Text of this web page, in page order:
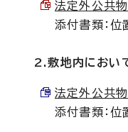
法定外公共
添付書類：位
2.敷地内におい
法定外公共
添付書類：位